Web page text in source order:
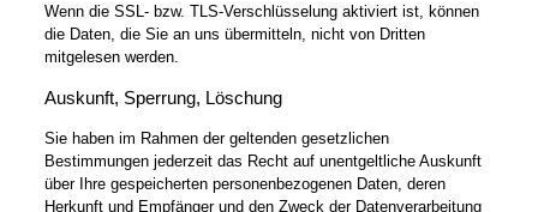
Wenn die SSL- bzw. TLS-Verschlüsselung aktiviert ist, können
die Daten, die Sie an uns übermitteln, nicht von Dritten
mitgelesen werden.
Auskunft, Sperrung, Löschung
Sie haben im Rahmen der geltenden gesetzlichen
Bestimmungen jederzeit das Recht auf unentgeltliche Auskunft
über Ihre gespeicherten personenbezogenen Daten, deren
Herkunft und Empfänger und den Zweck der Datenverarbeitung